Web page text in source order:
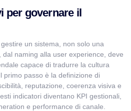
per governare il
un sistema, non solo una
naming alla user experience, deve
capace di tradurre la cultura
primo passo è la definizione di
reputazione, coerenza visiva e
indicatori diventano KPI gestionali,
e performance di canale.